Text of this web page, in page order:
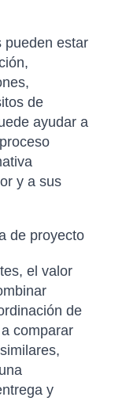
pueden estar
de
ayudar a
y a sus
de proyecto
el valor
de
comparar
y